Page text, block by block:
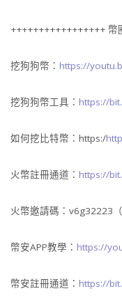
+++++++++++++++++
挖狗狗幣： https://
挖狗狗幣工具： https://
如何挖比特幣：https:/
火幣註冊通道： https://
火幣邀請碼：v6g32223
幣安APP教學： https://
幣安註冊通道： https://